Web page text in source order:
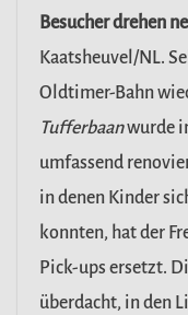
Besucher drehen
Kaatsheuvel/NL.
Oldtimer-Bahn
Tufferbaanwurde
umfassend
in denen Kinder
konnten, hat der
Pick-ups ersetzt.
überdacht, in den